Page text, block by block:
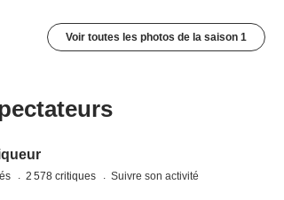
Voir toutes les photos de la saison 1
2 578 critiques Suivre son activité